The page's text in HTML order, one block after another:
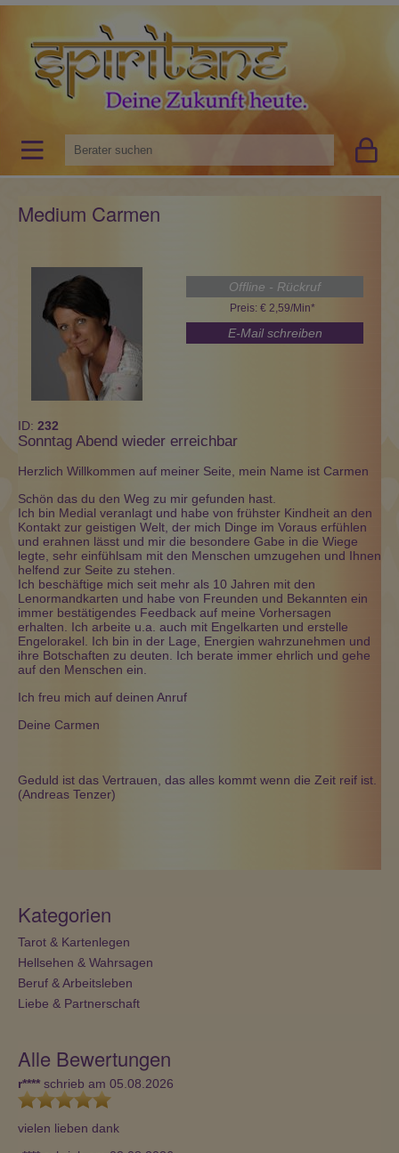
Medium Carmen
Offline - Rückruf
Preis: € 2,59/Min*
E-Mail schreiben
ID: 232
Sonntag Abend wieder erreichbar
Herzlich Willkommen auf meiner Seite, mein Name ist Carmen
Schön das du den Weg zu mir gefunden hast.
Ich bin Medial veranlagt und habe von frühster Kindheit an den
Kontakt zur geistigen Welt, der mich Dinge im Voraus erfühlen
und erahnen lässt und mir die besondere Gabe in die Wiege
legte, sehr einfühlsam mit den Menschen umzugehen und Ihnen
helfend zur Seite zu stehen.
Ich beschäftige mich seit mehr als 10 Jahren mit den
Lenormandkarten und habe von Freunden und Bekannten ein
immer bestätigendes Feedback auf meine Vorhersagen
erhalten. Ich arbeite u.a. auch mit Engelkarten und erstelle
Engelorakel. Ich bin in der Lage, Energien wahrzunehmen und
ihre Botschaften zu deuten. Ich berate immer ehrlich und gehe
auf den Menschen ein.
Ich freu mich auf deinen Anruf
Deine Carmen
Geduld ist das Vertrauen, das alles kommt wenn die Zeit reif ist.
(Andreas Tenzer)
Kategorien
Tarot & Kartenlegen
Hellsehen & Wahrsagen
Beruf & Arbeitsleben
Liebe & Partnerschaft
Alle Bewertungen
r**** schrieb am 05.08.2026
vielen lieben dank